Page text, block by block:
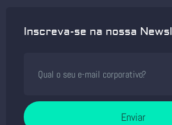
Inscreva-se na nossa
Enviar